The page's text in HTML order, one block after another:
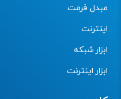
مبدل فرمت
اینترنت
ابزار شبکه
ابزار اینترنت